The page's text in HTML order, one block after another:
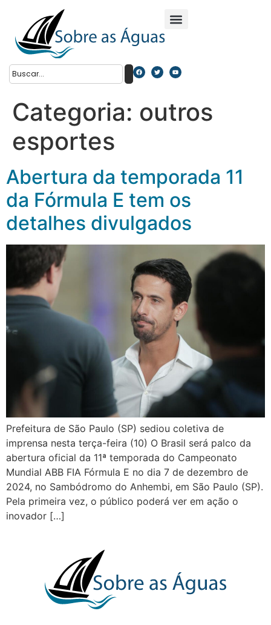
Categoria: outros
esportes
Abertura da temporada 11
da Fórmula E tem os
detalhes divulgados
Prefeitura de São Paulo (SP) sediou coletiva de
imprensa nesta terça-feira (10) O Brasil será palco da
abertura oficial da 11ª temporada do Campeonato
Mundial ABB FIA Fórmula E no dia 7 de dezembro de
2024, no Sambódromo do Anhembi, em São Paulo (SP).
Pela primeira vez, o público poderá ver em ação o
inovador […]